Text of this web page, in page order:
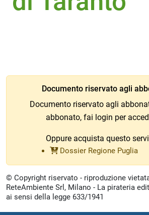
Documento riservato agli
Documento riservato agli
abbonato, fai login per
Oppure acquista questo
Dossier Regione Puglia
© Copyright riservato - riproduzione
ReteAmbiente Srl, Milano - La pirateria
ai sensi della legge 633/1941